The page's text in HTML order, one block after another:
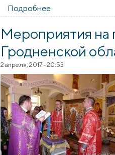
Подробнее
Мероприятия на
Гродненской
2 апреля, 2017 - 20:53